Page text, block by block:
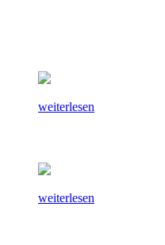
weiterlesen
weiterlesen